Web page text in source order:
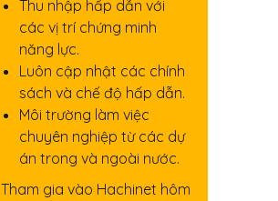
Thu nhập hấp dẫn với
các vị trí chứng minh
năng lực.
Luôn cập nhật các chính
sách và chế độ hấp dẫn.
Môi trường làm việc
chuyên nghiệp từ các dự
án trong và ngoài nước.
Tham gia vào Hachinet hôm